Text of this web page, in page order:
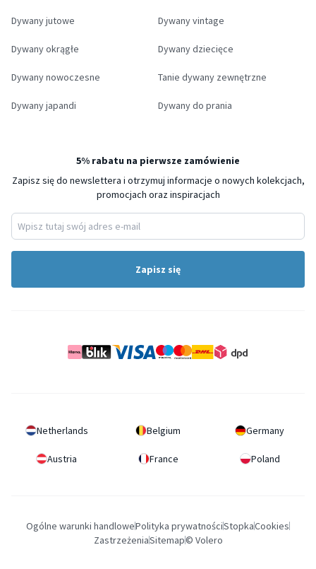
Dywany jutowe Dywany vintage
Dywany okrągłe Dywany dziecięce
Dywany nowoczesne Tanie dywany zewnętrzne
Dywany japandi Dywany do prania
5% rabatu na pierwsze zamówienie
Zapisz się do newslettera i otrzymuj informacje o nowych kolekcjach,
promocjach oraz inspiracjach
Zapisz się
Netherlands Belgium Germany
Austria France Poland
Ogólne warunki handlowePolityka prywatnościStopkaCookies
ZastrzeżeniaSitemap© Volero